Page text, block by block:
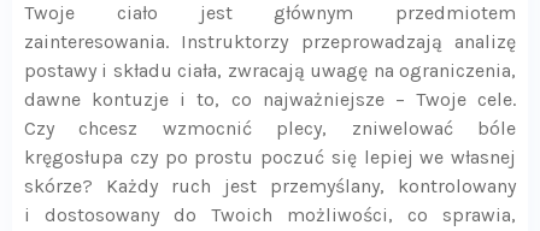
Twoje ciało jest głównym przedmiotem
zainteresowania. Instruktorzy przeprowadzają analizę
postawy i składu ciała, zwracają uwagę na ograniczenia,
dawne kontuzje i to, co najważniejsze – Twoje cele.
Czy chcesz wzmocnić plecy, zniwelować bóle
kręgosłupa czy po prostu poczuć się lepiej we własnej
skórze? Każdy ruch jest przemyślany, kontrolowany
i dostosowany do Twoich możliwości, co sprawia,